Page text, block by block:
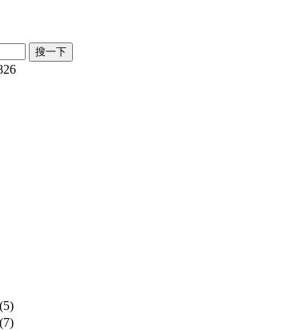
(5)
(7)